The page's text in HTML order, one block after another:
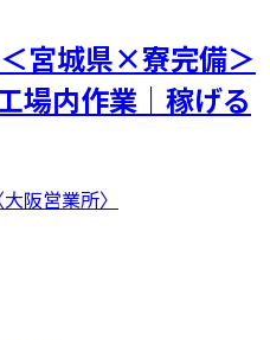
宮城県×寮完備＞
場内作業｜稼げる
阪営業所〉